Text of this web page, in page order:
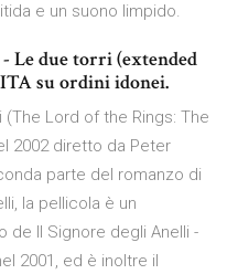
e un suono limpido.
Le due torri (extended
su ordini idonei.
(The Lord of the Rings: The
2002 diretto da Peter
parte del romanzo di
la pellicola è un
de Il Signore degli Anelli -
2001, ed è inoltre il